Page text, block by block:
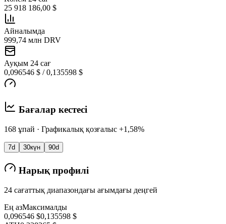
25 918 186,00 $
Айналымда
999,74 млн DRV
Ауқым 24 сағ
0,096546 $ / 0,135598 $
Бағалар кестесі
168 ұпай · Графикалық қозғалыс +1,58%
7d 30күн 90d
Нарық профилі
24 сағаттық диапазондағы ағымдағы деңгей
Ең азМаксималды
0,096546 $0,135598 $